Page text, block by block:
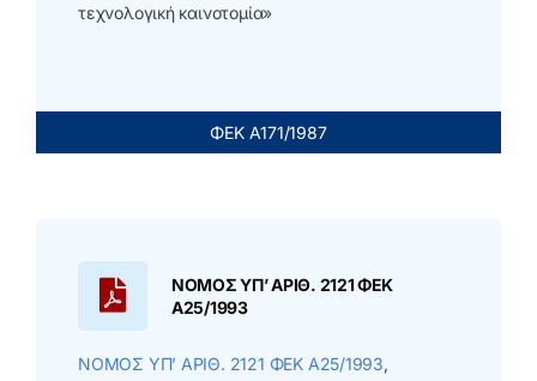
τεχνολογική καινοτομία»
ΦΕΚ Α171/1987
ΝΟΜΟΣ ΥΠ’ ΑΡΙΘ. 2121 ΦΕΚ
Α25/1993
ΝΟΜΟΣ ΥΠ’ ΑΡΙΘ. 2121 ΦΕΚ Α25/1993,